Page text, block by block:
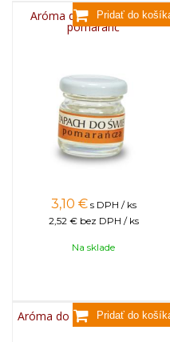
Aróma do sviečok, 25g -
pomaranč
3,10 € s DPH / ks
2,52 € bez DPH / ks
Na sklade
Aróma do sviečok, 25g - ruža